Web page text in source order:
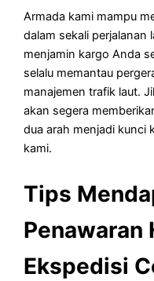
Armada kami mampu
dalam sekali perjalanan
menjamin kargo Anda
selalu memantau
manajemen trafik laut.
akan segera
dua arah menjadi kunci
kami.
Tips
Penawaran
Ekspedisi